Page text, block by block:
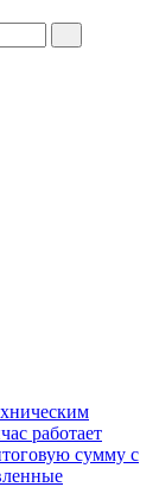
работает
сумму с